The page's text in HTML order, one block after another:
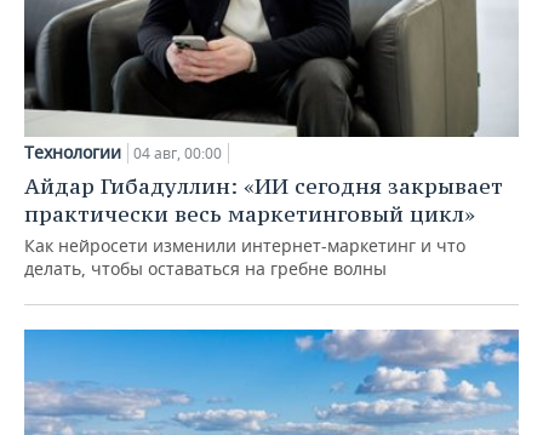
Технологии 04 авг, 00:00
Айдар Гибадуллин: «ИИ сегодня закрывает
практически весь маркетинговый цикл»
Как нейросети изменили интернет-маркетинг и что
делать, чтобы оставаться на гребне волны